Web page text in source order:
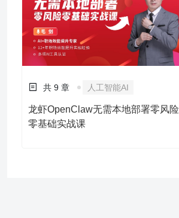
共 9 章 人工智能AI
龙虾OpenClaw无需本地部署零风险
零基础实战课